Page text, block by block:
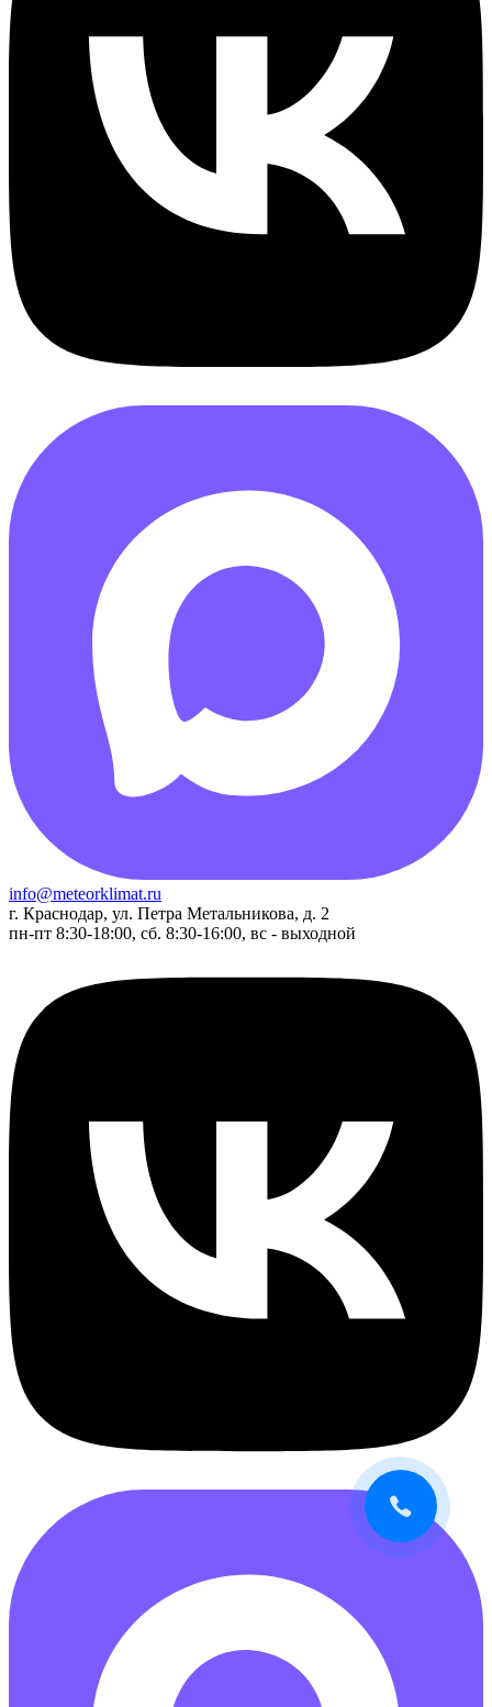
info@meteorklimat.ru
г. Краснодар, ул. Петра Метальникова, д. 2
пн-пт 8:30-18:00, сб. 8:30-16:00, вс - выходной